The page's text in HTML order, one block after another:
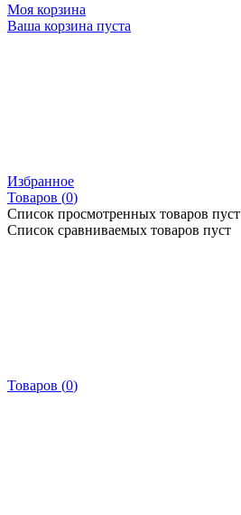
Моя корзина
Ваша корзина пуста
Избранное
Товаров (0)
Список просмотренных товаров пуст
Список сравниваемых товаров пуст
Товаров (0)